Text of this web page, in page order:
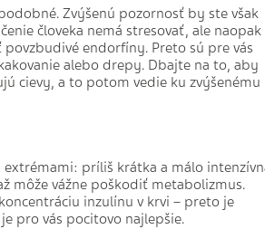
Zvýšenú pozornosť by ste však
človeka nemá stresovať, ale naopak
endorfíny. Preto sú pre vás
alebo drepy. Dbajte na to, aby
cievy, a to potom vedie ku zvýšenému
príliš krátka a málo
môže vážne poškodiť metabolizmus.
inzulínu v krvi – preto je
pro vás pocitovo najlepšie.